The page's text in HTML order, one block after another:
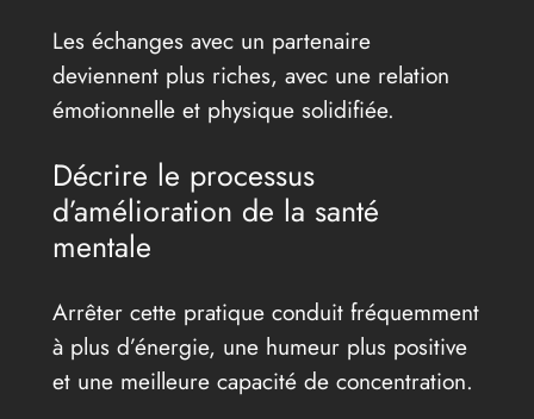
Les échanges avec un partenaire
deviennent plus riches, avec une relation
émotionnelle et physique solidifiée.
Décrire le processus
d’amélioration de la santé
mentale
Arrêter cette pratique conduit fréquemment
à plus d’énergie, une humeur plus positive
et une meilleure capacité de concentration.